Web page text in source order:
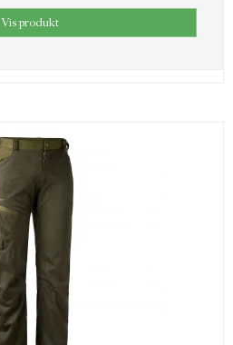
Vis produkt